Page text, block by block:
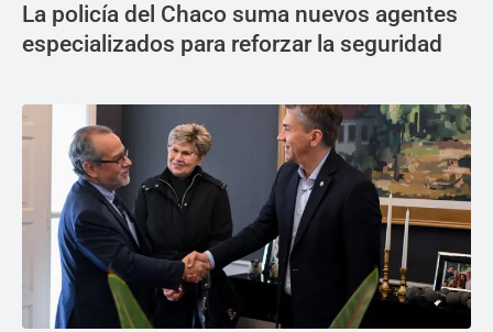
La policía del Chaco suma nuevos agentes
especializados para reforzar la seguridad